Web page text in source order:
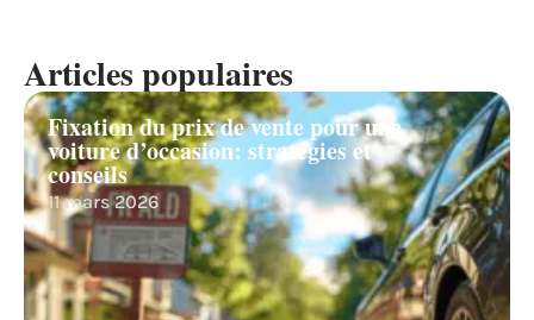
Articles populaires
Fixation du prix de vente pour une
voiture d’occasion: stratégies et
conseils
11 mars 2026